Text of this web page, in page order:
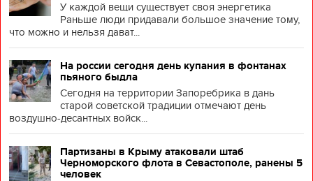
У каждой вещи существует своя энергетика
Раньше люди придавали большое значение тому,
что можно и нельзя дават...
На россии сегодня день купания в фонтанах
пьяного быдла
Сегодня на территории Запоребрика в дань
старой советской традиции отмечают день
воздушно-десантных войск...
Партизаны в Крыму атаковали штаб
Черноморского флота в Севастополе, ранены 5
человек